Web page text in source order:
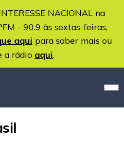
NACIONAL na
- 90.9 às sextas-feiras,
aqui para saber mais ou
a rádio aqui.